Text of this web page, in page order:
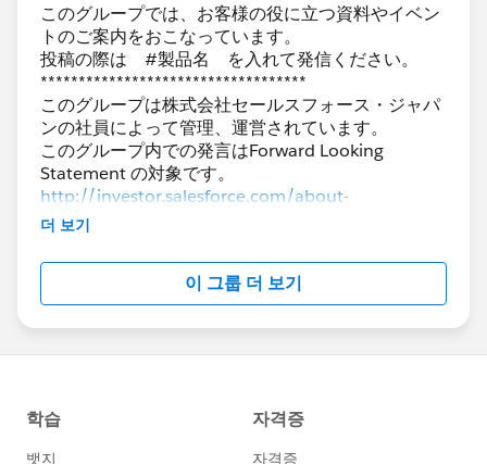
このグループでは、お客様の役に立つ資料やイベン
トのご案内をおこなっています。
投稿の際は #製品名 を入れて発信ください。
***********************************
このグループは株式会社セールスフォース・ジャパ
ンの社員によって管理、運営されています。
このグループ内での発言はForward Looking
http://investor.salesforce.com/about-
us/investor/forward-looking-
また本プログラムの利用規約も併せてご覧くださ
https://www.salesforce.com/jp/company/progra
m-agreement
https://trailhead.salesforce.com/ja/trailblazerco
mmunity/code-of-conduct
더 보기
이 그룹 더 보기